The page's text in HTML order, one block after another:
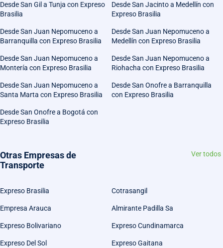
Desde San Gil a Tunja con Expreso
Brasilia
Desde San Jacinto a Medellín con
Expreso Brasilia
Desde San Juan Nepomuceno a
Barranquilla con Expreso Brasilia
Desde San Juan Nepomuceno a
Medellín con Expreso Brasilia
Desde San Juan Nepomuceno a
Montería con Expreso Brasilia
Desde San Juan Nepomuceno a
Riohacha con Expreso Brasilia
Desde San Juan Nepomuceno a
Santa Marta con Expreso Brasilia
Desde San Onofre a Barranquilla
con Expreso Brasilia
Desde San Onofre a Bogotá con
Expreso Brasilia
Otras Empresas de
Transporte
Ver todos
Expreso Brasilia Cotrasangil
Empresa Arauca Almirante Padilla Sa
Expreso Bolivariano Expreso Cundinamarca
Expreso Del Sol Expreso Gaitana